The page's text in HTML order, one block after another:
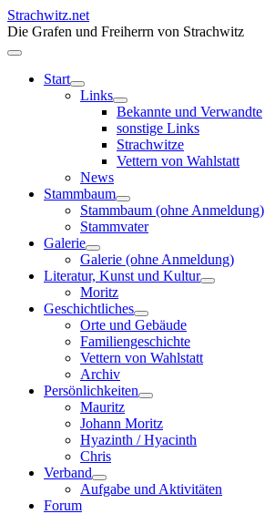
Strachwitz.net
Die Grafen und Freiherrn von Strachwitz
Start
Links
Bekannte und Verwandte
sonstige Links
Strachwitze
Vettern von Wahlstatt
News
Stammbaum
Stammbaum (ohne Anmeldung)
Stammvater
Galerie
Galerie (ohne Anmeldung)
Literatur, Kunst und Kultur
Moritz
Geschichtliches
Orte und Gebäude
Familiengeschichte
Vettern von Wahlstatt
Archiv
Persönlichkeiten
Mauritz
Johann Moritz
Hyazinth / Hyacinth
Chris
Verband
Aufgabe und Aktivitäten
Forum